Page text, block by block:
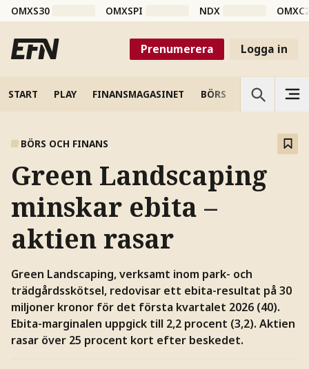
OMXS30 OMXSPI NDX
Prenumerera Logga in
START PLAY FINANSMAGASINET BÖRS VETENSKAP
BÖRS OCH FINANS
Green Landscaping
minskar ebita –
aktien rasar
Green Landscaping, verksamt inom park- och
trädgårdsskötsel, redovisar ett ebita-resultat på 30
miljoner kronor för det första kvartalet 2026 (40).
Ebita-marginalen uppgick till 2,2 procent (3,2). Aktien
rasar över 25 procent kort efter beskedet.